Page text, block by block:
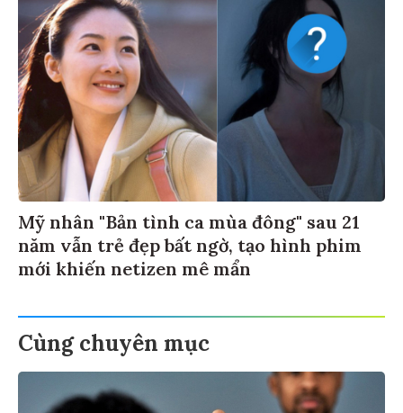
Mỹ nhân "Bản tình ca mùa đông" sau 21
năm vẫn trẻ đẹp bất ngờ, tạo hình phim
mới khiến netizen mê mẩn
Cùng chuyên mục